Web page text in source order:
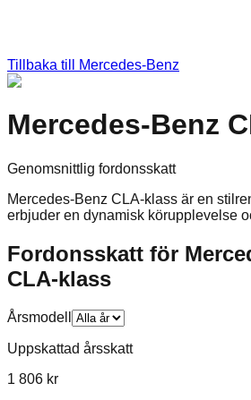
Tillbaka till Mercedes-Benz
Mercedes-Benz
Genomsnittlig fordonsskatt
Mercedes-Benz CLA-klass är en
erbjuder en dynamisk körupplevelse
Fordonsskatt för
CLA-klass
Årsmodell
Uppskattad årsskatt
1 806 kr